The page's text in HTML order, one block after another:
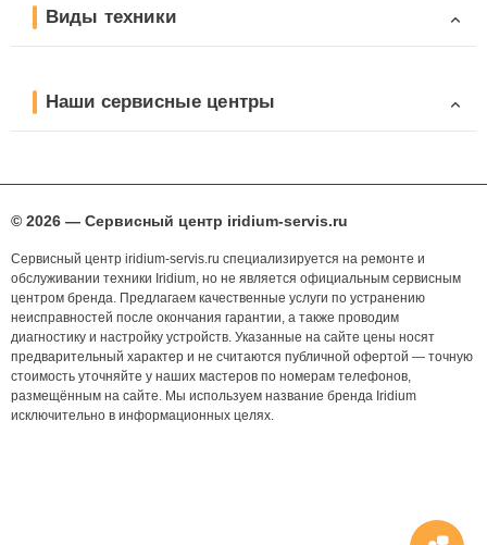
Виды техники
Наши сервисные центры
© 2026 — Сервисный центр iridium-servis.ru
Сервисный центр iridium-servis.ru специализируется на ремонте и
обслуживании техники Iridium, но не является официальным сервисным
центром бренда. Предлагаем качественные услуги по устранению
неисправностей после окончания гарантии, а также проводим
диагностику и настройку устройств. Указанные на сайте цены носят
предварительный характер и не считаются публичной офертой — точную
стоимость уточняйте у наших мастеров по номерам телефонов,
размещённым на сайте. Мы используем название бренда Iridium
исключительно в информационных целях.